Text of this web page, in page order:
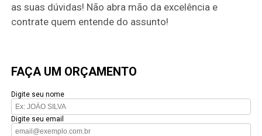
as suas dúvidas! Não abra mão da excelência e
contrate quem entende do assunto!
FAÇA UM ORÇAMENTO
Digite seu nome
Digite seu email